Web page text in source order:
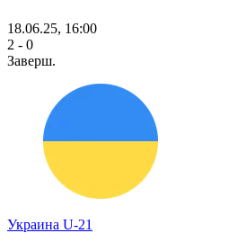
18.06.25, 16:00
2 - 0
Заверш.
Украина U-21